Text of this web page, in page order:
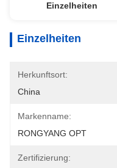
Einzelheiten
Einzelheiten
Herkunftsort:
China
Markenname:
RONGYANG OPT
Zertifizierung: